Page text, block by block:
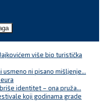
više bio turistička
usmeno ni pisano mišljenje...
identitet – ona pruža...
koji godinama grade